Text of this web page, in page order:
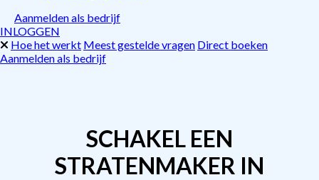
Aanmelden als bedrijf
INLOGGEN
Hoe het werkt Meest gestelde vragen Direct boeken
Aanmelden als bedrijf
SCHAKEL EEN
STRATENMAKER IN